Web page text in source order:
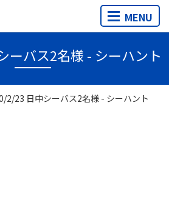
MENU
ーバス2名様 - シーハント
2/23 日中シーバス2名様 - シーハント